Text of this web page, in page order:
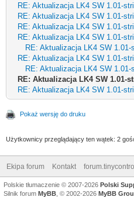
RE: Aktualizacja LK4 SW 1.01-
RE: Aktualizacja LK4 SW 1.01-
RE: Aktualizacja LK4 SW 1.01-
RE: Aktualizacja LK4 SW 1.01-
RE: Aktualizacja LK4 SW
RE: Aktualizacja LK4 SW 1.01-
RE: Aktualizacja LK4 SW
RE: Aktualizacja LK4 SW 1.01-
RE: Aktualizacja LK4 SW 1.01-
Pokaż wersję do druku
Użytkownicy przeglądający ten wątek: 2
Ekipa forum Kontakt
Polskie tłumaczenie © 2007-2026 Polski
Silnik forum MyBB , © 2002-2026 MyBB